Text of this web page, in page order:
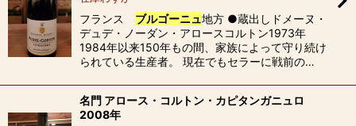
フランス ブルゴーニュ地方 ●蔵出しドメーヌ・
デュデ・ノーダン・アロースコルトン1973年
1984年以来150年もの間、家族によって守り続け
られている生産者。 現在でもセラーに戦前の…
名門 アロース・コルトン・カピタンガニュロ
2008年